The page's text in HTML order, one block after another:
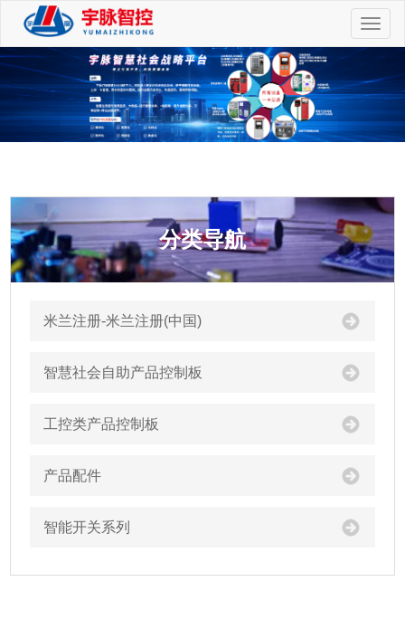
切
换
航
分类导航
米兰注册-米兰注册(中国)
智慧社会自助产品控制板
工控类产品控制板
产品配件
智能开关系列